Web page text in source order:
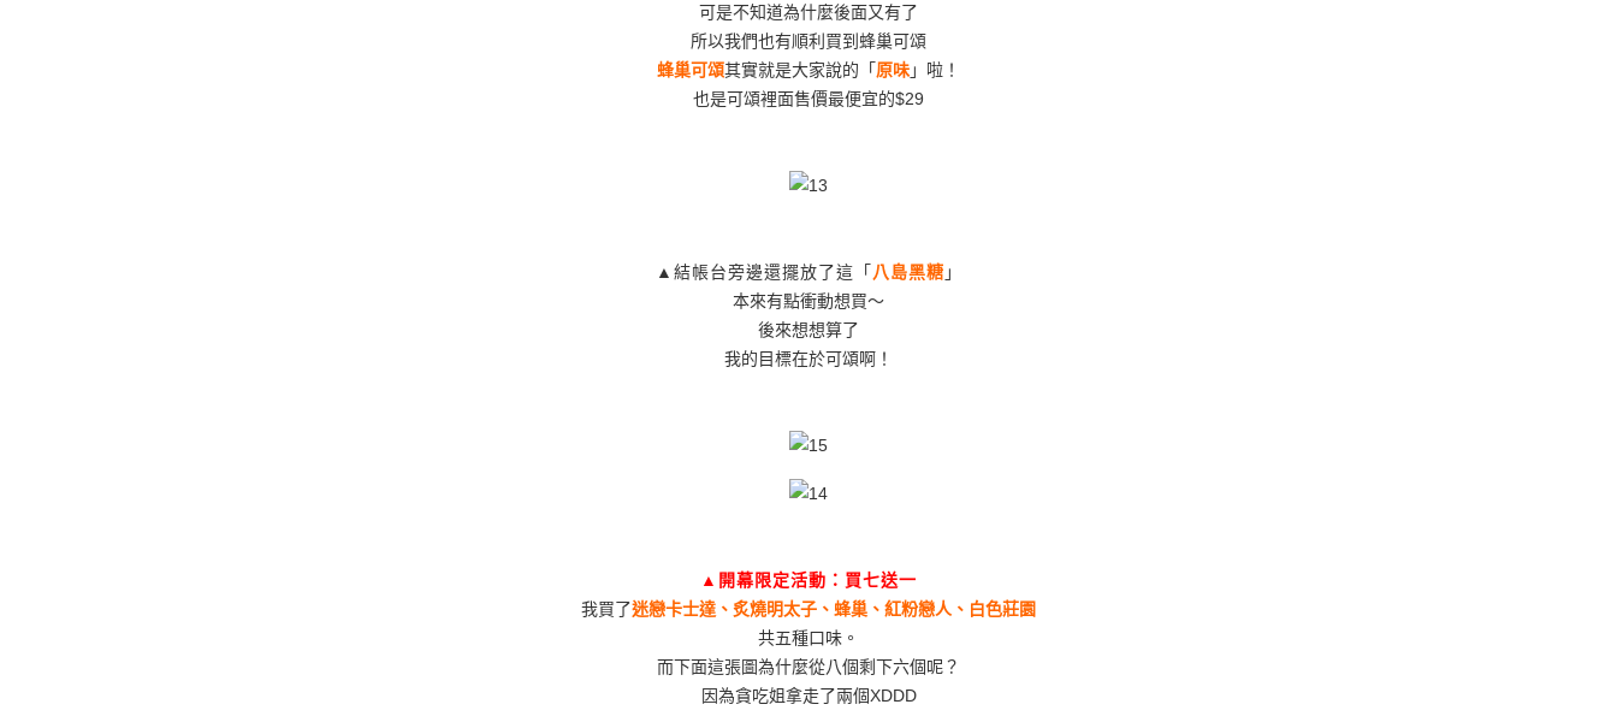
可是不知道為什麼後面又有了
所以我們也有順利買到蜂巢可頌
蜂巢可頌其實就是大家說的「原味」啦！
也是可頌裡面售價最便宜的$29
▲結帳台旁邊還擺放了這「八島黑糖 」
本來有點衝動想買～
後來想想算了
我的目標在於可頌啊！
▲開幕限定活動：買七送一
我買了迷戀卡士達、炙燒明太子、蜂巢、紅粉戀人、白色莊園
共五種口味。
而下面這張圖為什麼從八個剩下六個呢？
因為貪吃姐拿走了兩個XDDD